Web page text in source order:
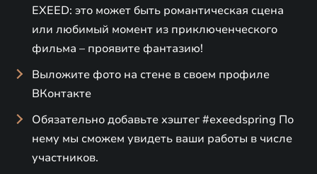
EXEED: это может быть романтическая сцена
или любимый момент из приключенческого
фильма – проявите фантазию!
Выложите фото на стене в своем профиле
ВКонтакте
Обязательно добавьте хэштег #exeedspring По
нему мы сможем увидеть ваши работы в числе
участников.